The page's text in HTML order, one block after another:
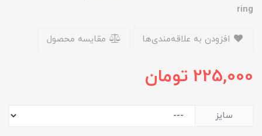
ring
مقایسه محصول
225,000 تومان
سایز